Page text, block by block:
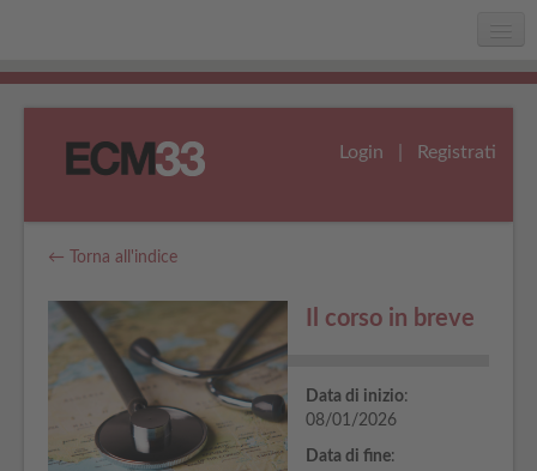
Home
Assistenza
Login Registrati
← Torna all'indice
Il corso in breve
Data di inizio:
08/01/2026
Data di fine: